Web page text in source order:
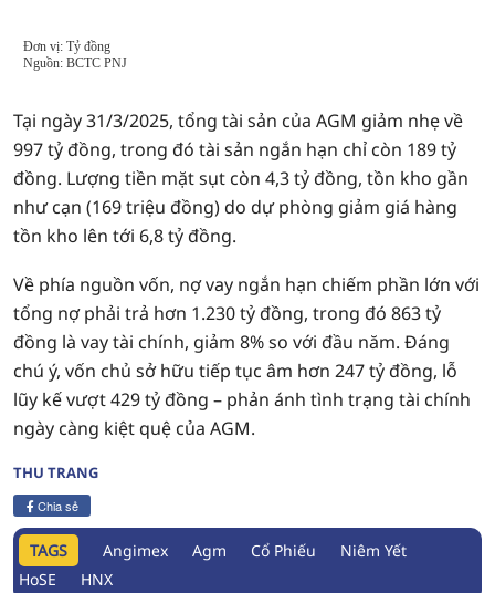
Tại ngày 31/3/2025, tổng tài sản của AGM giảm nhẹ về
997 tỷ đồng, trong đó tài sản ngắn hạn chỉ còn 189 tỷ
đồng. Lượng tiền mặt sụt còn 4,3 tỷ đồng, tồn kho gần
như cạn (169 triệu đồng) do dự phòng giảm giá hàng
tồn kho lên tới 6,8 tỷ đồng.
Về phía nguồn vốn, nợ vay ngắn hạn chiếm phần lớn với
tổng nợ phải trả hơn 1.230 tỷ đồng, trong đó 863 tỷ
đồng là vay tài chính, giảm 8% so với đầu năm. Đáng
chú ý, vốn chủ sở hữu tiếp tục âm hơn 247 tỷ đồng, lỗ
lũy kế vượt 429 tỷ đồng – phản ánh tình trạng tài chính
ngày càng kiệt quệ của AGM.
THU TRANG
Chia sẻ
TAGS Angimex Agm Cổ Phiếu
Niêm Yết
HoSE
HNX